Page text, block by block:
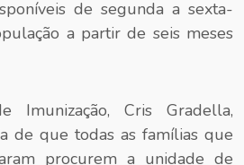
de segunda a sexta-
a partir de seis meses
Imunização, Cris Gradella,
de que todas as famílias que
procurem a unidade de